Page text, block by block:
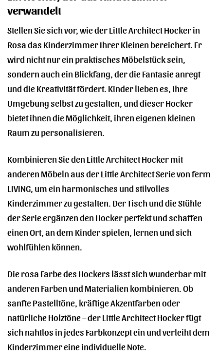
verwandelt
Stellen Sie sich vor, wie der Little Architect Hocker in
Rosa das Kinderzimmer Ihrer Kleinen bereichert. Er
wird nicht nur ein praktisches Möbelstück sein,
sondern auch ein Blickfang, der die Fantasie anregt
und die Kreativität fördert. Kinder lieben es, ihre
Umgebung selbst zu gestalten, und dieser Hocker
bietet ihnen die Möglichkeit, ihren eigenen kleinen
Raum zu personalisieren.
Kombinieren Sie den Little Architect Hocker mit
anderen Möbeln aus der Little Architect Serie von ferm
LIVING, um ein harmonisches und stilvolles
Kinderzimmer zu gestalten. Der Tisch und die Stühle
der Serie ergänzen den Hocker perfekt und schaffen
einen Ort, an dem Kinder spielen, lernen und sich
wohlfühlen können.
Die rosa Farbe des Hockers lässt sich wunderbar mit
anderen Farben und Materialien kombinieren. Ob
sanfte Pastelltöne, kräftige Akzentfarben oder
natürliche Holztöne – der Little Architect Hocker fügt
sich nahtlos in jedes Farbkonzept ein und verleiht dem
Kinderzimmer eine individuelle Note.